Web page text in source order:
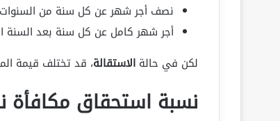
نصف أجر شهر عن كل سنة من
أجر شهر كامل عن كل سنة بعد السنة
لكن في حالة الاستقالة، قد تختلف قيمة
نسبة استحقاق مكافأة